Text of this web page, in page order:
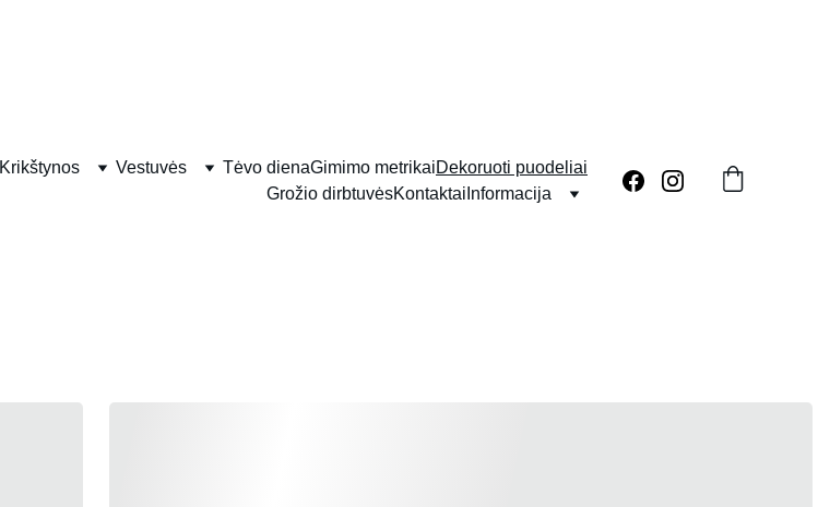
Krikštynos Vestuvės Tėvo dienaGimimo metrikaiDekoruoti puodeliai
Grožio dirbtuvėsKontaktai Informacija